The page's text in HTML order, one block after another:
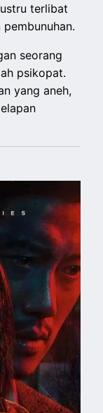
terlibat
seorang
psikopat.
yang aneh,